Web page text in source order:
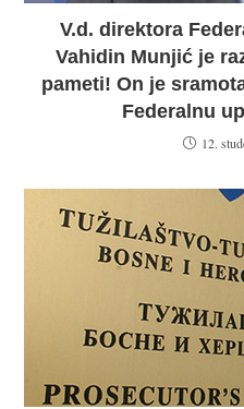
V.d. direktora
Vahidin Munjić je
pameti! On je
Federalnu
12.